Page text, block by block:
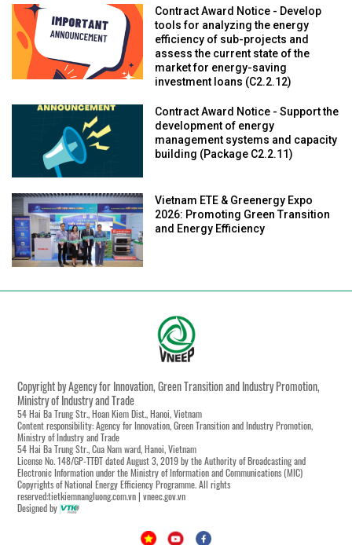
Contract Award Notice - Develop
tools for analyzing the energy
efficiency of sub-projects and
assess the current state of the
market for energy-saving
investment loans (C2.2.12)
Contract Award Notice - Support the
development of energy
management systems and capacity
building (Package C2.2.11)
Vietnam ETE & Greenergy Expo
2026: Promoting Green Transition
and Energy Efficiency
Copyright by Agency for Innovation, Green Transition and Industry Promotion,
Ministry of Industry and Trade
54 Hai Ba Trung Str., Hoan Kiem Dist., Hanoi, Vietnam
Content responsibility: Agency for Innovation, Green Transition and Industry Promotion,
Ministry of Industry and Trade
54 Hai Ba Trung Str., Cua Nam ward, Hanoi, Vietnam
License No. 148/GP-TTĐT dated August 3, 2019 by the Authority of Broadcasting and
Electronic Information under the Ministry of Information and Communications (MIC)
Copyrights of National Energy Efficiency Programme. All rights
reserved:tietkiemnangluong.com.vn | vneec.gov.vn
Designed by